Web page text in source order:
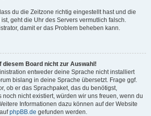
du die Zeitzone richtig eingestellt hast und die
geht die Uhr des Servers vermutlich falsch.
damit er das Problem beheben kann.
diesem Board nicht zur Auswahl!
entweder deine Sprache nicht installiert
bislang in deine Sprache übersetzt. Frage ggf.
ob er das Sprachpaket, das du benötigst,
noch nicht existiert, würden wir uns freuen, wenn du
Informationen dazu können auf der Website
phpBB.de gefunden werden.